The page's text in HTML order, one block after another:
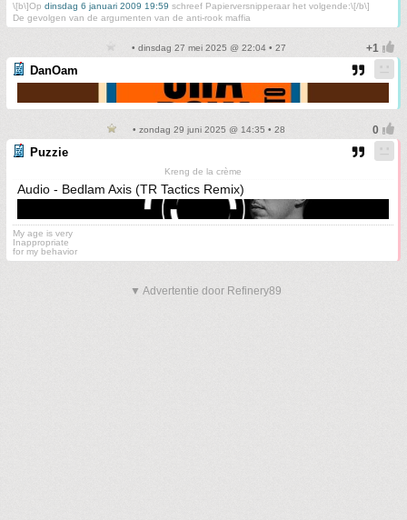
\[b\]Op dinsdag 6 januari 2009 19:59 schreef Papierversnipperaar het volgende:\[/b\]
De gevolgen van de argumenten van de anti-rook maffia
• dinsdag 27 mei 2025 @ 22:04 • 27
DanOam
• zondag 29 juni 2025 @ 14:35 • 28
Puzzie
Kreng de la crème
Audio - Bedlam Axis (TR Tactics Remix)
My age is very
Inappropriate
for my behavior
▼ Advertentie door Refinery89